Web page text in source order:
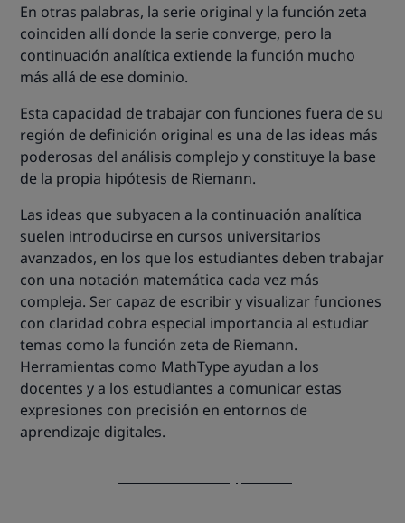
En otras palabras, la serie original y la función zeta
coinciden allí donde la serie converge, pero la
continuación analítica extiende la función mucho
más allá de ese dominio.
Esta capacidad de trabajar con funciones fuera de su
región de definición original es una de las ideas más
poderosas del análisis complejo y constituye la base
de la propia hipótesis de Riemann.
Las ideas que subyacen a la continuación analítica
suelen introducirse en cursos universitarios
avanzados, en los que los estudiantes deben trabajar
con una notación matemática cada vez más
compleja. Ser capaz de escribir y visualizar funciones
con claridad cobra especial importancia al estudiar
temas como la función zeta de Riemann.
Herramientas como MathType ayudan a los
docentes y a los estudiantes a comunicar estas
expresiones con precisión en entornos de
aprendizaje digitales.